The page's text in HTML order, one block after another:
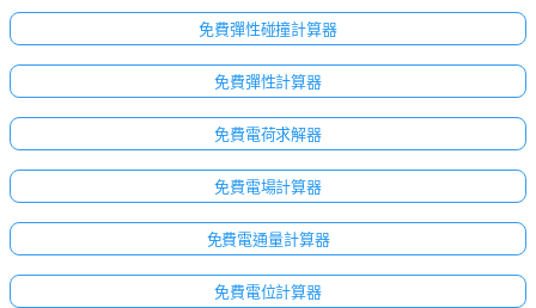
登
免費彈性碰撞計算器
免費彈性計算器
免費電荷求解器
免費電場計算器
免費電通量計算器
免費電位計算器